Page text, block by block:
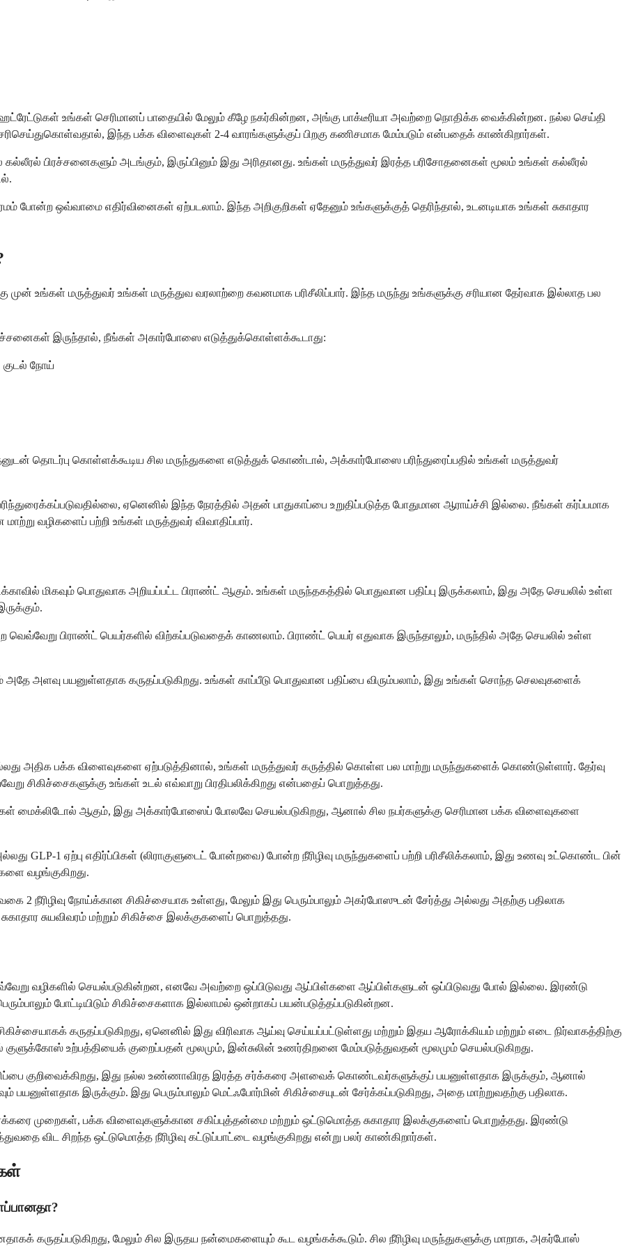
உங்கள் செரிமானப் பாதையில் மேலும் கீழே நகர்கின்றன, அங்கு பாக்டீரியா அவற்றை நொதிக்க வைக்கின்றன. நல்ல செய்தி
இந்த பக்க விளைவுகள் 2-4 வாரங்களுக்குப் பிறகு கணிசமாக மேம்படும் என்பதைக் காண்கிறார்கள்.
பிரச்சனைகளும் அடங்கும், இருப்பினும் இது அரிதானது. உங்கள் மருத்துவர் இரத்த பரிசோதனைகள் மூலம் உங்கள் கல்லீரல்
சிரமம் போன்ற ஒவ்வாமை எதிர்வினைகள் ஏற்படலாம். இந்த அறிகுறிகள் ஏதேனும் உங்களுக்குத் தெரிந்தால், உடனடியாக உங்கள் சுகாதார
உங்கள் மருத்துவர் உங்கள் மருத்துவ வரலாற்றை கவனமாக பரிசீலிப்பார். இந்த மருந்து உங்களுக்கு சரியான தேர்வாக இல்லாத பல
இருந்தால், நீங்கள் அகார்போஸை எடுத்துக்கொள்ளக்கூடாது:
நோய்
தொடர்பு கொள்ளக்கூடிய சில மருந்துகளை எடுத்துக் கொண்டால், அக்கார்போஸை பரிந்துரைப்பதில் உங்கள் மருத்துவர்
ஏனெனில் இந்த நேரத்தில் அதன் பாதுகாப்பை உறுதிப்படுத்த போதுமான ஆராய்ச்சி இல்லை. நீங்கள் கர்ப்பமாக
வழிகளைப் பற்றி உங்கள் மருத்துவர் விவாதிப்பார்.
மிகவும் பொதுவாக அறியப்பட்ட பிராண்ட் ஆகும். உங்கள் மருந்தகத்தில் பொதுவான பதிப்பு இருக்கலாம், இது அதே செயலில் உள்ள
பிராண்ட் பெயர்களில் விற்கப்படுவதைக் காணலாம். பிராண்ட் பெயர் எதுவாக இருந்தாலும், மருந்தில் அதே செயலில் உள்ள
அளவு பயனுள்ளதாக கருதப்படுகிறது. உங்கள் காப்பீடு பொதுவான பதிப்பை விரும்பலாம், இது உங்கள் சொந்த செலவுகளைக்
பக்க விளைவுகளை ஏற்படுத்தினால், உங்கள் மருத்துவர் கருத்தில் கொள்ள பல மாற்று மருந்துகளைக் கொண்டுள்ளார். தேர்வு
சிகிச்சைகளுக்கு உங்கள் உடல் எவ்வாறு பிரதிபலிக்கிறது என்பதைப் பொறுத்தது.
மைக்லிடோல் ஆகும், இது அக்கார்போஸைப் போலவே செயல்படுகிறது, ஆனால் சில நபர்களுக்கு செரிமான பக்க விளைவுகளை
GLP-1 ஏற்பு எதிர்ப்பிகள் (லிராகுளுடைட் போன்றவை) போன்ற நீரிழிவு மருந்துகளைப் பற்றி பரிசீலிக்கலாம், இது உணவு உட்கொண்ட பின்
வழங்குகிறது.
2 நீரிழிவு நோய்க்கான சிகிச்சையாக உள்ளது, மேலும் இது பெரும்பாலும் அகர்போஸுடன் சேர்த்து அல்லது அதற்கு பதிலாக
சுயவிவரம் மற்றும் சிகிச்சை இலக்குகளைப் பொறுத்தது.
வழிகளில் செயல்படுகின்றன, எனவே அவற்றை ஒப்பிடுவது ஆப்பிள்களை ஆப்பிள்களுடன் ஒப்பிடுவது போல் இல்லை. இரண்டு
போட்டியிடும் சிகிச்சைகளாக இல்லாமல் ஒன்றாகப் பயன்படுத்தப்படுகின்றன.
கருதப்படுகிறது, ஏனெனில் இது விரிவாக ஆய்வு செய்யப்பட்டுள்ளது மற்றும் இதய ஆரோக்கியம் மற்றும் எடை நிர்வாகத்திற்கு
உற்பத்தியைக் குறைப்பதன் மூலமும், இன்சுலின் உணர்திறனை மேம்படுத்துவதன் மூலமும் செயல்படுகிறது.
குறிவைக்கிறது, இது நல்ல உண்ணாவிரத இரத்த சர்க்கரை அளவைக் கொண்டவர்களுக்குப் பயனுள்ளதாக இருக்கும், ஆனால்
பயனுள்ளதாக இருக்கும். இது பெரும்பாலும் மெட்ஃபோர்மின் சிகிச்சையுடன் சேர்க்கப்படுகிறது, அதை மாற்றுவதற்கு பதிலாக.
முறைகள், பக்க விளைவுகளுக்கான சகிப்புத்தன்மை மற்றும் ஒட்டுமொத்த சுகாதார இலக்குகளைப் பொறுத்தது. இரண்டு
விட சிறந்த ஒட்டுமொத்த நீரிழிவு கட்டுப்பாட்டை வழங்குகிறது என்று பலர் காண்கிறார்கள்.
மேலும் சில இருதய நன்மைகளையும் கூட வழங்கக்கூடும். சில நீரிழிவு மருந்துகளுக்கு மாறாக, அகர்போஸ்